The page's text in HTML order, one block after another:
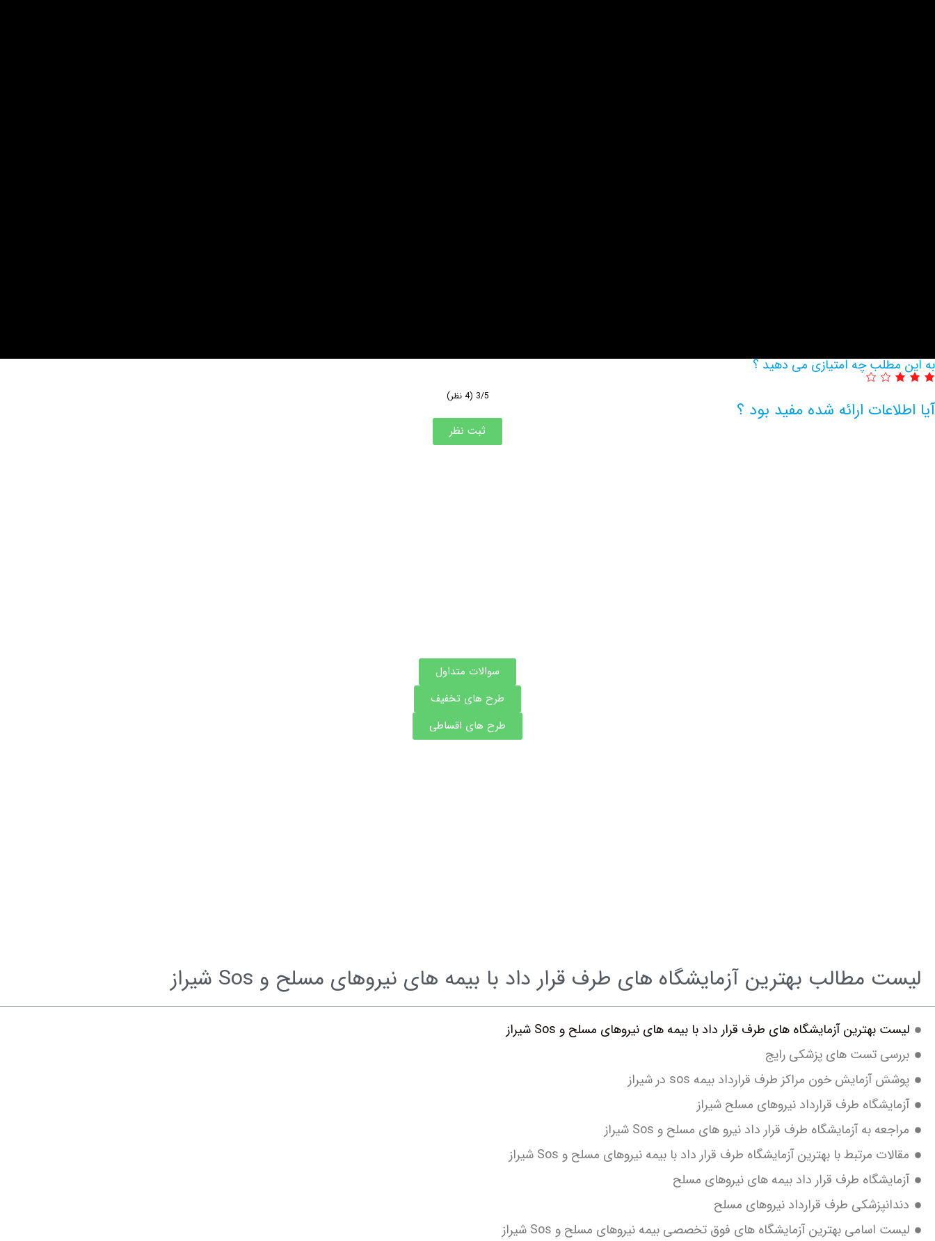
به این مطلب چه امتیازی می دهید ؟
3/5 (4 نظر)
آیا اطلاعات ارائه شده مفید بود ؟
ثبت نظر
سوالات متداول
طرح های تخفیف
طرح های اقساطی
لیست مطالب بهترین آزمایشگاه های طرف قرار داد با بیمه های نیروهای مسلح و Sos شیراز
لیست بهترین آزمایشگاه های طرف قرار داد با بیمه های نیروهای مسلح و Sos شیراز
بررسی تست های پزشکی رایج
پوشش آزمایش خون مراکز طرف قرارداد بیمه sos در شیراز
آزمایشگاه طرف قرارداد نیروهای مسلح شیراز
مراجعه به آزمایشگاه طرف قرار داد نیرو های مسلح و Sos شیراز
مقالات مرتبط با بهترین آزمایشگاه طرف قرار داد با بیمه نیروهای مسلح و Sos شیراز
آزمایشگاه طرف قرار داد بیمه های نیروهای مسلح
دندانپزشکی طرف قرارداد نیروهای مسلح
لیست اسامی بهترین آزمایشگاه های فوق تخصصی بیمه نیروهای مسلح و Sos شیراز